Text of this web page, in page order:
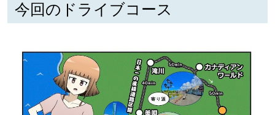
北海道で暮らす、あなたとつくる、
今回のドライブコース